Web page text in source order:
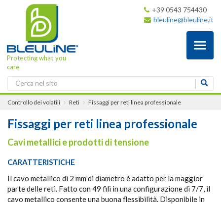
Protecting what you
care
+39 0543 754430
bleuline@bleuline.it
Controllo dei volatili Reti Fissaggi per reti linea professionale
Fissaggi per reti linea professionale
Cavi metallici e prodotti di tensione
CARATTERISTICHE
Il cavo metallico di 2 mm di diametro è adatto per la maggior
parte delle reti. Fatto con 49 fili in una configurazione di 7/7, il
cavo metallico consente una buona flessibilità. Disponibile in